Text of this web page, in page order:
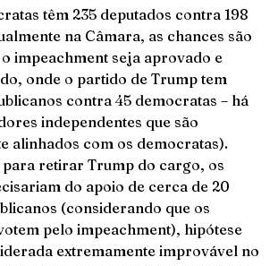
têm 235 deputados contra 198
na Câmara, as chances são
impeachment seja aprovado e
onde o partido de Trump tem
contra 45 democratas – há
independentes que são
alinhados com os democratas).
para retirar Trump do cargo, os
do apoio de cerca de 20
(considerando que os
pelo impeachment), hipótese
extremamente improvável no